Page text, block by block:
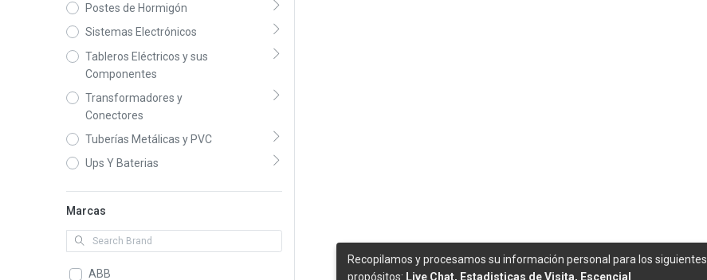
Postes de Hormigón
Sistemas Electrónicos
Tableros Eléctricos y sus
Componentes
Transformadores y
Conectores
Tuberías Metálicas y PVC
Ups Y Baterias
Marcas
ABB
Recopilamos y procesamos su información personal para los siguientes
propósitos: Live Chat, Estadisticas de Visita, Escencial